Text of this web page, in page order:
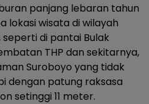
panjang lebaran tahun
lokasi wisata di wilayah
di pantai Bulak
THP dan sekitarnya,
Suroboyo yang tidak
dengan patung raksasa
setinggi 11 meter.